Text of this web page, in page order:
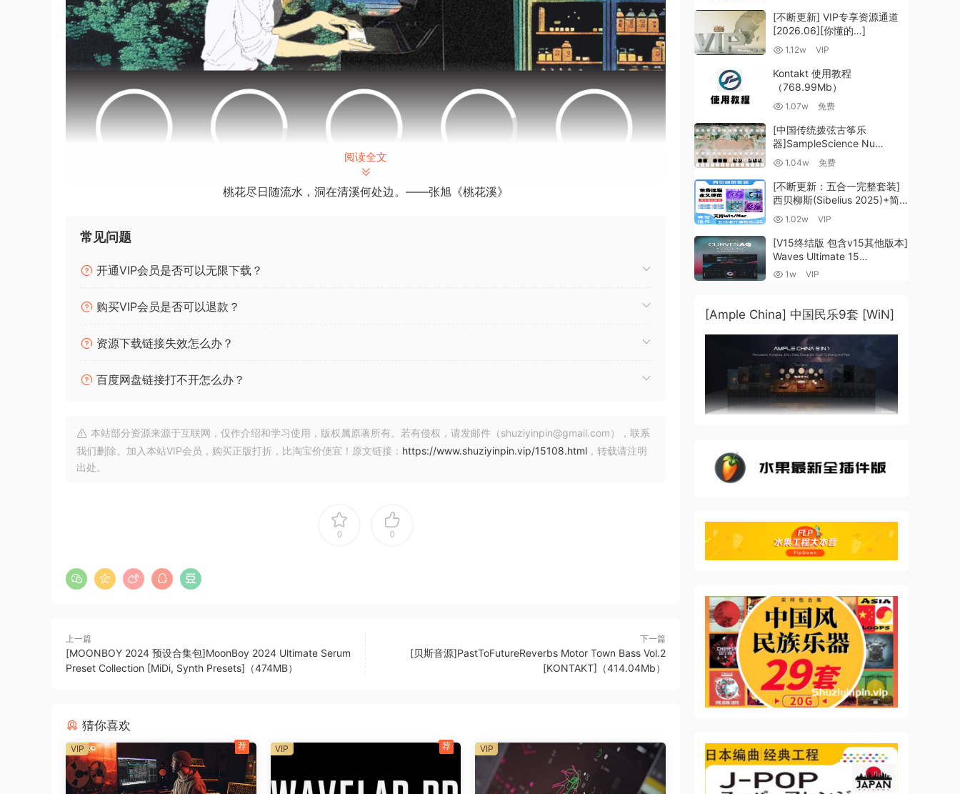
BUBBiX | 24 October 2024 | 558 MB / 490 MB
安装方法：安装之后，使用提供的序列号激活。
一款创意虚拟乐器，包含逼真、实验性和多功能的钢琴音色。
情感丰富、永恒的声音
A creative virtual instrument packed with realistic, experimental and versatile piano sounds.
effortlessly. Sunset Pianos captures this magical transition, offering a collection of carefully sampled and
designed piano patches that evoke emotion, depth, and realism.
BUBBiX
阅读全文
桃花尽日随流水，洞在清溪何处边。——张旭《桃花溪》
常见问题
开通VIP会员是否可以无限下载？
购买VIP会员是否可以退款？
资源下载链接失效怎么办？
百度网盘链接打不开怎么办？
本站部分资源来源于互联网，仅作介绍和学习使用，版权属原著所有。若有侵权，请发邮件（shuziyinpin@gmail.com），联系
我们删除。加入本站VIP会员，购买正版打折，比淘宝价便宜！原文链接： https://www.shuziyinpin.vip/15108.html ，转载请注明
出处。
0 0
上一篇
[MOONBOY 2024 预设合集包]MoonBoy 2024 Ultimate Serum
Preset Collection [MiDi, Synth Presets]（474MB）
下一篇
[贝斯音源]PastToFutureReverbs Motor Town Bass Vol.2
[KONTAKT]（414.04Mb）
猜你喜欢
VIP 荐 VIP 荐 VIP
MacOSX]（704.0MB+）
[不断更新] VIP专享资源通道
[2026.06][你懂的…]
1.12w VIP
Kontakt 使用教程
（768.99Mb）
1.07w 免费
[中国传统拨弦古筝乐
器]SampleScience Nu
Guzheng v2.0 x64 VST
VST3 AU DECENT SAMPLER
[WiN, MacOSX]（158MB)
1.04w 免费
[不断更新：五合一完整套装]
西贝柳斯(Sibelius 2025)+简
谱插件V8+图片识别+音频识别
MacOSX]（80.48GB+）
1.02w VIP
[V15终结版 包含v15其他版本]
Waves Ultimate 15
v25.05.27+一键安装版+安装
（4.1GB+10.2GB+9.6GB）
1w VIP
[Ample China] 中国民乐9套 [WiN]